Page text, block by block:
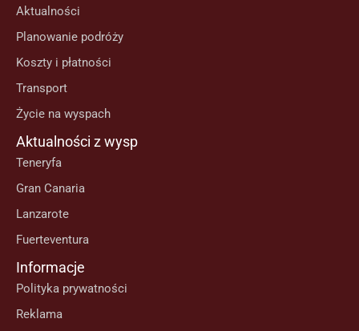
Aktualności
Planowanie podróży
Koszty i płatności
Transport
Życie na wyspach
Aktualności z wysp
Teneryfa
Gran Canaria
Lanzarote
Fuerteventura
Informacje
Polityka prywatności
Reklama